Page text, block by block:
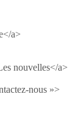
a>
nouvelles</a>
nous »>